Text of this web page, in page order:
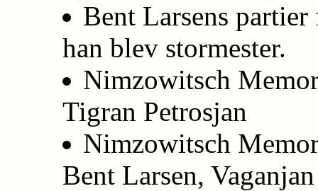
Bent Larsens
han blev stormester.
Nimzowitsch
Tigran Petrosjan
Nimzowitsch
Bent Larsen,